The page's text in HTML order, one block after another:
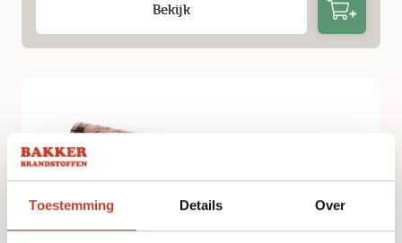
Toestemming Details Over
Bekijk